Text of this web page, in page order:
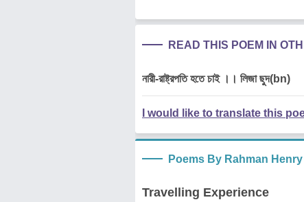
READ THIS POEM IN
নারী-রাষ্ট্রপতি হতে চাই ।। লিজা ছুদ(bn)
I would like to translate this
Poems By Rahman Henry
Travelling Experience